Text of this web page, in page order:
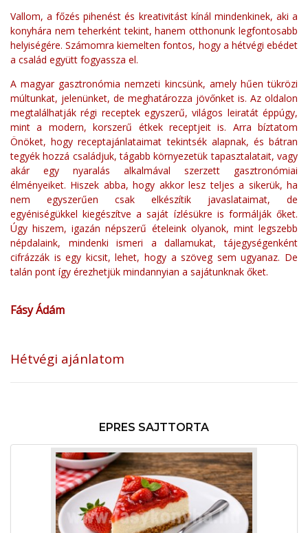
Vallom, a főzés pihenést és kreativitást kínál mindenkinek, aki a
konyhára nem teherként tekint, hanem otthonunk legfontosabb
helyiségére. Számomra kiemelten fontos, hogy a hétvégi ebédet
a család együtt fogyassza el.
A magyar gasztronómia nemzeti kincsünk, amely hűen tükrözi
múltunkat, jelenünket, de meghatározza jövőnket is. Az oldalon
megtalálhatják régi receptek egyszerű, világos leiratát éppúgy,
mint a modern, korszerű étkek receptjeit is. Arra bíztatom
Önöket, hogy receptajánlataimat tekintsék alapnak, és bátran
tegyék hozzá családjuk, tágabb környezetük tapasztalatait, vagy
akár egy nyaralás alkalmával szerzett gasztronómiai
élményeiket. Hiszek abba, hogy akkor lesz teljes a sikerük, ha
nem egyszerűen csak elkészítik javaslataimat, de
egyéniségükkel kiegészítve a saját ízlésükre is formálják őket.
Úgy hiszem, igazán népszerű ételeink olyanok, mint legszebb
népdalaink, mindenki ismeri a dallamukat, tájegységenként
cifrázzák is egy kicsit, lehet, hogy a szöveg sem ugyanaz. De
talán pont így érezhetjük mindannyian a sajátunknak őket.
Fásy Ádám
Hétvégi ajánlatom
EPRES SAJTTORTA